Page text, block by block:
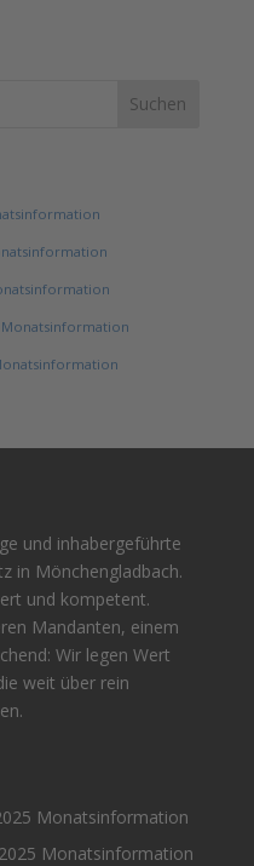
Monatsinformation
und inhabergeführte
in Mönchengladbach.
und kompetent.
Mandanten, einem
Wir legen Wert
weit über rein
Monatsinformation
Monatsinformation